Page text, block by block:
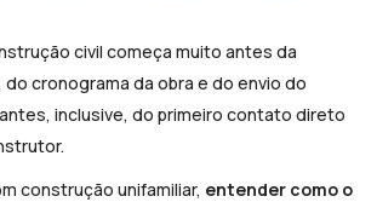
civil começa muito antes da
cronograma da obra e do envio do
inclusive, do primeiro contato direto
construção unifamiliar, entender como o